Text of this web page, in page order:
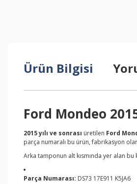
Ürün Bilgisi
Ford Mondeo
2015 yılı ve sonrası üretilen Ford
parça numaralı bu ürün, fabrikasyon
Arka tamponun alt kısmında yer alan bu
Parça Numarası: DS73 17E911 K5JA6